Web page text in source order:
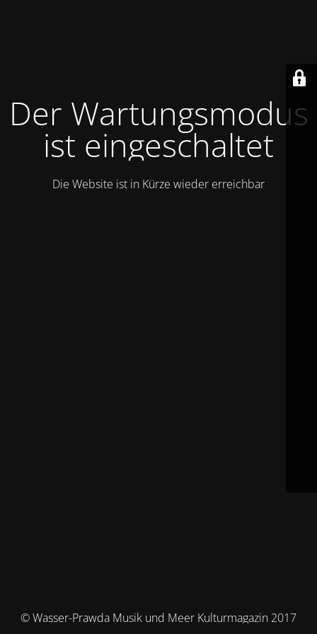
Der Wartungsmodus
ist eingeschaltet
Die Website ist in Kürze wieder erreichbar
© Wasser-Prawda Musik und Meer Kulturmagazin 2017